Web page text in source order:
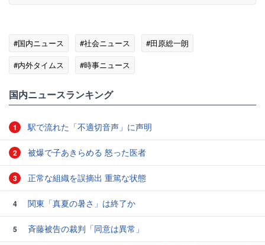
#国内ニュース #社会ニュース
#田原総一朗
#内外タイムス
#時事ニュース
国内ニュースランキング
1 駅で流れた「不適切音声」に声明
2 被爆で子あきらめる 怒った医者
3 正常な組織を誤摘出 重篤な状態
4 関東「真夏の暑さ」は終了か
5
斉藤被告の裁判「同意は異常」